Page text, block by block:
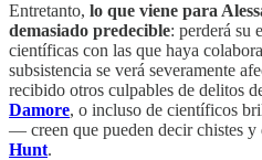
Entretanto, lo que viene para
demasiado predecible: perderá su
científicas con las que haya
subsistencia se verá severamente
recibido otros culpables de delitos
Damore, o incluso de científicos
— creen que pueden decir chistes y
Hunt.